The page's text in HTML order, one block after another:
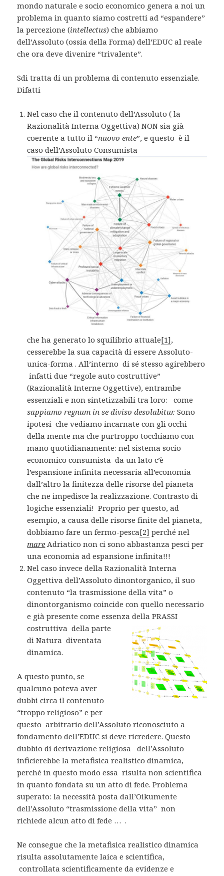
mondo naturale e socio economico genera a noi un
problema in quanto siamo costretti ad “espandere”
la percezione (intellectus) che abbiamo
dell’Assoluto (ossia della Forma) dell’EDUC al reale
che ora deve divenire “trivalente”.
Sdi tratta di un problema di contenuto essenziale.
Difatti
Nel caso che il contenuto dell’Assoluto ( la
Razionalità Interna Oggettiva) NON sia già
coerente a tutto il “nuovo ente”, e questo è il
caso dell’Assoluto Consumista
che ha generato lo squilibrio attuale[1],
cesserebbe la sua capacità di essere Assoluto-
unica-forma . All’interno di sé stesso agirebbero
infatti due “regole auto costruttive”
(Razionalità Interne Oggettive), entrambe
essenziali e non sintetizzabili tra loro: come
sappiamo regnum in se diviso desolabitur.Sono
ipotesi che vediamo incarnate con gli occhi
della mente ma che purtroppo tocchiamo con
mano quotidianamente: nel sistema socio
economico consumista da un lato c’è
l’espansione infinita necessaria all’economia
dall’altro la finitezza delle risorse del pianeta
che ne impedisce la realizzazione. Contrasto di
logiche essenziali! Proprio per questo, ad
esempio, a causa delle risorse finite del pianeta,
dobbiamo fare un fermo-pesca[2] perché nel
mare Adriatico non ci sono abbastanza pesci per
una economia ad espansione infinita!!!
Nel caso invece della Razionalità Interna
Oggettiva dell’Assoluto dinontorganico, il suo
contenuto “la trasmissione della vita” o
dinontorganismo coincide con quello necessario
e già presente come essenza della PRASSI
costruttiva dellaparte
di Natura diventata
dinamica.
A questo punto, se
qualcuno poteva aver
dubbi circa il contenuto
“troppo religioso” e per
questo arbitrario dell’Assoluto riconosciuto a
fondamento dell’EDUC si deve ricredere. Questo
dubbio di derivazione religiosa dell’Assoluto
inficierebbe la metafisica realistico dinamica,
perché in questo modo essa risulta non scientifica
in quanto fondata su un atto di fede. Problema
superato: la necessità posta dall’Oikumente
dell’Assoluto “trasmissione della vita” non
richiede alcun atto di fede … .
Ne consegue che la metafisica realistico dinamica
risulta assolutamente laica e scientifica,
controllata scientificamente da evidenze e